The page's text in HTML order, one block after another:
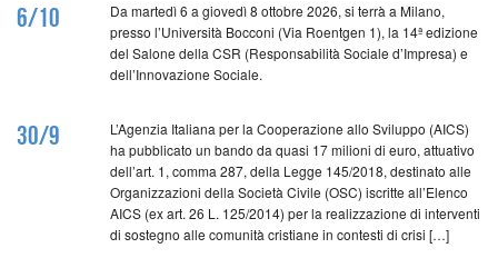
6/10
Da martedì 6 a giovedì 8 ottobre 2026, si terrà a Milano,
presso l’Università Bocconi (Via Roentgen 1), la 14ª edizione
del Salone della CSR (Responsabilità Sociale d’Impresa) e
dell’Innovazione Sociale.
30/9
L’Agenzia Italiana per la Cooperazione allo Sviluppo (AICS)
ha pubblicato un bando da quasi 17 milioni di euro, attuativo
dell’art. 1, comma 287, della Legge 145/2018, destinato alle
Organizzazioni della Società Civile (OSC) iscritte all’Elenco
AICS (ex art. 26 L. 125/2014) per la realizzazione di interventi
di sostegno alle comunità cristiane in contesti di crisi […]